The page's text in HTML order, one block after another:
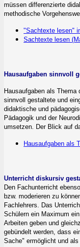
müssen differenzierte
methodische
"Sachtexte lesen"
Sachtexte lesen
Hausaufgaben sinnvoll
Hausaufgaben als
sinnvoll gestaltete und
didaktische und
Pädagogik und der
umsetzen. Der Blick auf
Hausaufgaben als
Unterricht diskursiv
Den Fachunterricht
bzw. moderieren zu
Fachlehrers. Das
Schülern ein Maximum
Arbeiten geben und
gebündelt werden, dass
Sache" ermöglicht und